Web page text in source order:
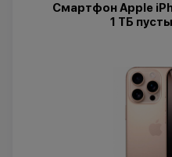
Смартфон Apple
1 ТБ